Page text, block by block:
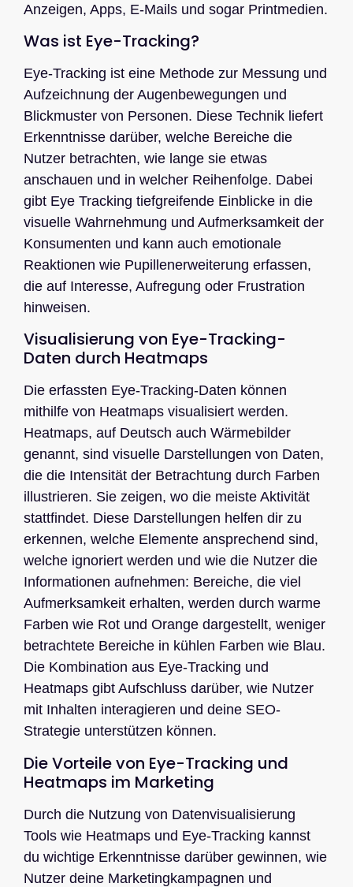
Anzeigen, Apps, E-Mails und sogar Printmedien.
Was ist Eye-Tracking?
Eye-Tracking ist eine Methode zur Messung und
Aufzeichnung der Augenbewegungen und
Blickmuster von Personen. Diese Technik liefert
Erkenntnisse darüber, welche Bereiche die
Nutzer betrachten, wie lange sie etwas
anschauen und in welcher Reihenfolge. Dabei
gibt Eye Tracking tiefgreifende Einblicke in die
visuelle Wahrnehmung und Aufmerksamkeit der
Konsumenten und kann auch emotionale
Reaktionen wie Pupillenerweiterung erfassen,
die auf Interesse, Aufregung oder Frustration
hinweisen.
Visualisierung von Eye-Tracking-
Daten durch Heatmaps
Die erfassten Eye-Tracking-Daten können
mithilfe von Heatmaps visualisiert werden.
Heatmaps, auf Deutsch auch Wärmebilder
genannt, sind visuelle Darstellungen von Daten,
die die Intensität der Betrachtung durch Farben
illustrieren. Sie zeigen, wo die meiste Aktivität
stattfindet. Diese Darstellungen helfen dir zu
erkennen, welche Elemente ansprechend sind,
welche ignoriert werden und wie die Nutzer die
Informationen aufnehmen: Bereiche, die viel
Aufmerksamkeit erhalten, werden durch warme
Farben wie Rot und Orange dargestellt, weniger
betrachtete Bereiche in kühlen Farben wie Blau.
Die Kombination aus Eye-Tracking und
Heatmaps gibt Aufschluss darüber, wie Nutzer
mit Inhalten interagieren und deine SEO-
Strategie unterstützen können.
Die Vorteile von Eye-Tracking und
Heatmaps im Marketing
Durch die Nutzung von Datenvisualisierung
Tools wie Heatmaps und Eye-Tracking kannst
du wichtige Erkenntnisse darüber gewinnen, wie
Nutzer deine Marketingkampagnen und